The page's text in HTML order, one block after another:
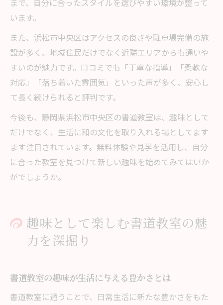
まで、自分に合ったスタイルを選びやすい環境が整って
います。
また、浜松市中央区はアクセスの良さや駐車場完備の施
設が多く、地域住民だけでなく近隣エリアからも通いや
すいのが魅力です。口コミでも「丁寧な指導」「柔軟な
対応」「落ち着いた雰囲気」といった声が多く、安心し
て長く続けられると評判です。
今後も、静岡県浜松市中央区の書道教室は、趣味として
だけでなく、生活に和の文化を取り入れる場としてます
ます注目されています。無料体験や見学を活用し、自分
に合った教室を見つけて新しい趣味を始めてみてはいか
がでしょうか。
趣味として楽しむ書道教室の魅
力を深掘り
書道教室の趣味が生活に与える豊かさとは
書道教室に通うことで、日常生活に新たな豊かさをもた